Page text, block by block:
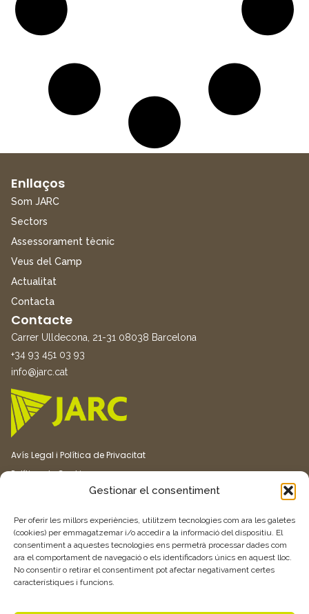
Gestionar el consentiment
Per oferir les millors experiències, utilitzem tecnologies com ara les galetes
(cookies) per emmagatzemar i/o accedir a la informació del dispositiu. El
consentiment a aquestes tecnologies ens permetrà processar dades com
ara el comportament de navegació o els identificadors únics en aquest lloc.
No consentir o retirar el consentiment pot afectar negativament certes
característiques i funcions.
Enllaços
Som JARC
Sectors
Assessorament tècnic
Veus del Camp
Actualitat
Contacta
Contacte
Carrer Ulldecona, 21-31 08038 Barcelona
+34 93 451 03 93
info@jarc.cat
Avís Legal i Política de Privacitat
Política de Cookies
Vull rebre més informació